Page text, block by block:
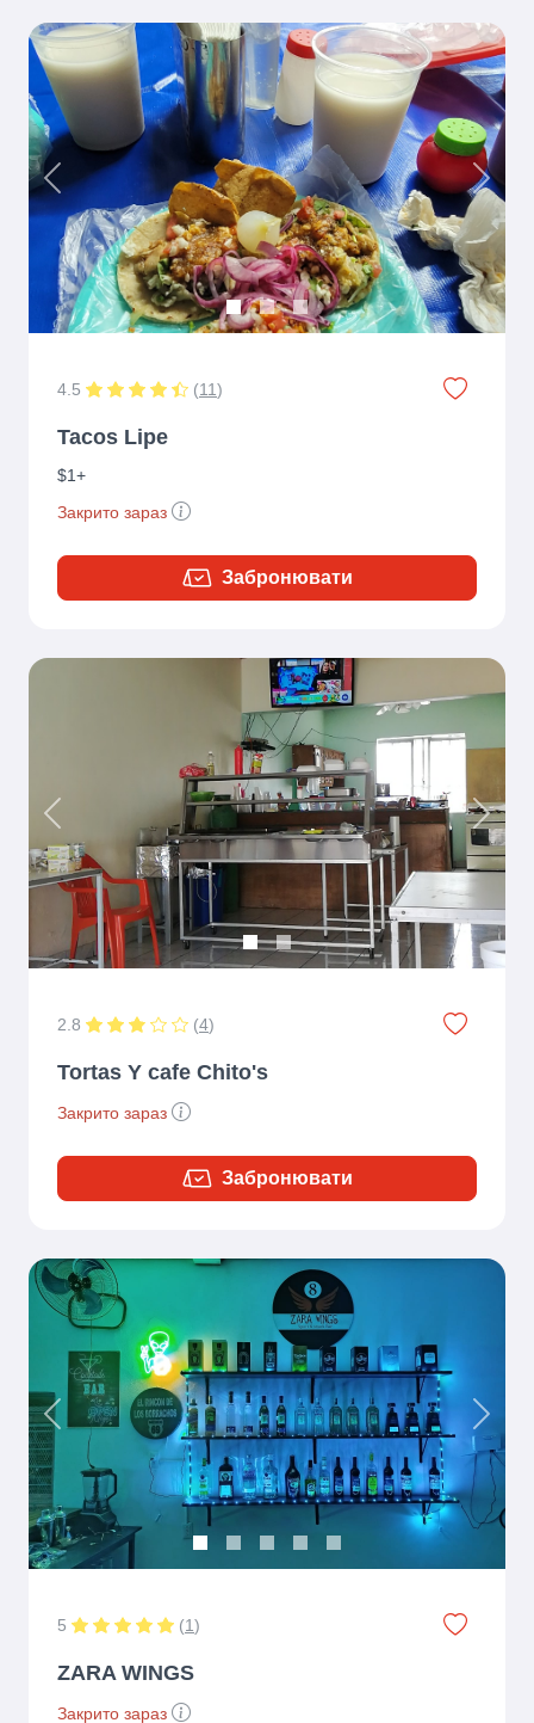
Previous Next
4.5 (11)
Tacos Lipe
$1+
Закрито зараз
Забронювати
Previous Next
2.8 (4)
Tortas Y cafe Chito's
Закрито зараз
Забронювати
Previous Next
5 (1)
ZARA WINGS
Закрито зараз